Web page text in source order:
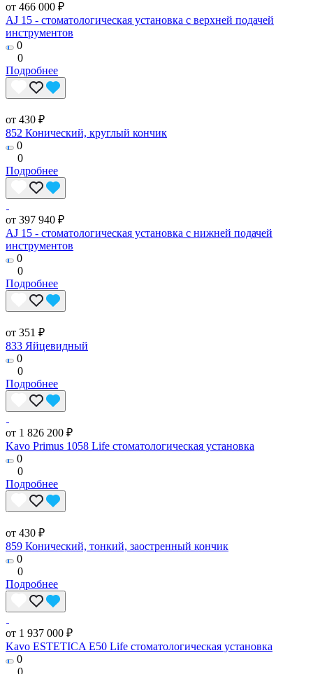
от 466 000 ₽
AJ 15 - стоматологическая установка с верхней подачей
инструментов
0
0
Подробнее
от 430 ₽
852 Конический, круглый кончик
0
0
Подробнее
от 397 940 ₽
AJ 15 - стоматологическая установка с нижней подачей
инструментов
0
0
Подробнее
от 351 ₽
833 Яйцевидный
0
0
Подробнее
от 1 826 200 ₽
Kavo Primus 1058 Life стоматологическая установка
0
0
Подробнее
от 430 ₽
859 Конический, тонкий, заостренный кончик
0
0
Подробнее
от 1 937 000 ₽
Kavo ESTETICA E50 Life стоматологическая установка
0